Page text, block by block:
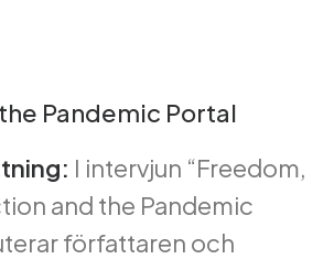
Pandemic Portal
I intervjun “Freedom,
and the Pandemic
författaren och